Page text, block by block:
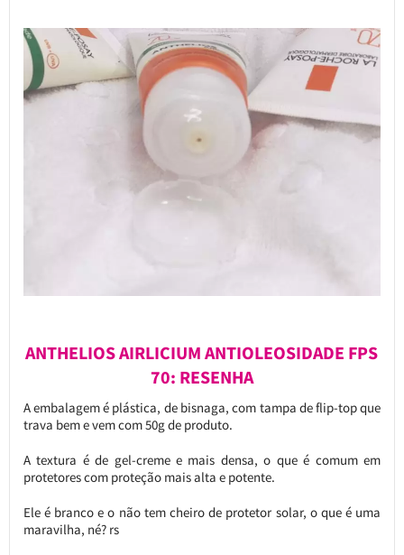
ANTHELIOS AIRLICIUM ANTIOLEOSIDADE FPS
70: RESENHA
A embalagem é plástica, de bisnaga, com tampa de flip-top que
trava bem e vem com 50g de produto.
A textura é de gel-creme e mais densa, o que é comum em
protetores com proteção mais alta e potente.
Ele é branco e o não tem cheiro de protetor solar, o que é uma
maravilha, né? rs